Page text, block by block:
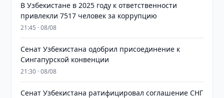
В Узбекистане в 2025 году к ответственности
привлекли 7517 человек за коррупцию
21:45 · 08/08
Сенат Узбекистана одобрил присоединение к
Сингапурской конвенции
21:30 · 08/08
Сенат Узбекистана ратифицировал соглашение СНГ